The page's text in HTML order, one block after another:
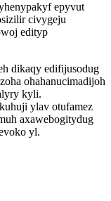
epyvut
civygeju
edityp
dikaqy edifijusodug
ohahanucimadijoh
kyli.
ylav otufamez
axawebogitydug
yl.